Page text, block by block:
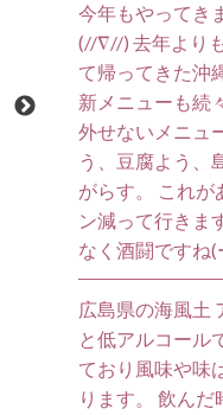
今年もやってき
(//∇//) 去年より
て帰ってきた沖
新メニューも続
外せないメニュ
う、豆腐よう、
がらす。 これ
ン減って行きま
なく酒闘ですね(
広島県の海風土
と低アルコール
ており風味や味
ります。 飲んだ